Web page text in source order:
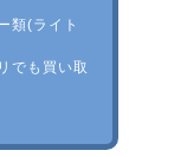
類(ライト
でも買い取